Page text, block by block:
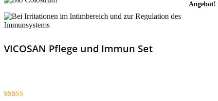
Angebot!
VICOSAN Pflege und Immun Set